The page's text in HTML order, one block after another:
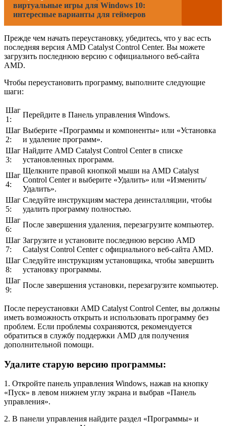
виртуальные игры для Windows 10:
интересные варианты для геймеров
Прежде чем начать переустановку, убедитесь, что у вас есть
последняя версия AMD Catalyst Control Center. Вы можете
загрузить последнюю версию с официального веб-сайта
AMD.
Чтобы переустановить программу, выполните следующие
шаги:
Шаг
1:
Перейдите в Панель управления Windows.
Шаг
2:
Выберите «Программы и компоненты» или «Установка
и удаление программ».
Шаг
3:
Найдите AMD Catalyst Control Center в списке
установленных программ.
Шаг
4:
Щелкните правой кнопкой мыши на AMD Catalyst
Control Center и выберите «Удалить» или «Изменить/
Удалить».
Шаг
5:
Следуйте инструкциям мастера деинсталляции, чтобы
удалить программу полностью.
Шаг
6:
После завершения удаления, перезагрузите компьютер.
Шаг
7:
Загрузите и установите последнюю версию AMD
Catalyst Control Center с официального веб-сайта AMD.
Шаг
8:
Следуйте инструкциям установщика, чтобы завершить
установку программы.
Шаг
9:
После завершения установки, перезагрузите компьютер.
После переустановки AMD Catalyst Control Center, вы должны
иметь возможность открыть и использовать программу без
проблем. Если проблемы сохраняются, рекомендуется
обратиться в службу поддержки AMD для получения
дополнительной помощи.
Удалите старую версию программы:
1. Откройте панель управления Windows, нажав на кнопку
«Пуск» в левом нижнем углу экрана и выбрав «Панель
управления».
2. В панели управления найдите раздел «Программы» и